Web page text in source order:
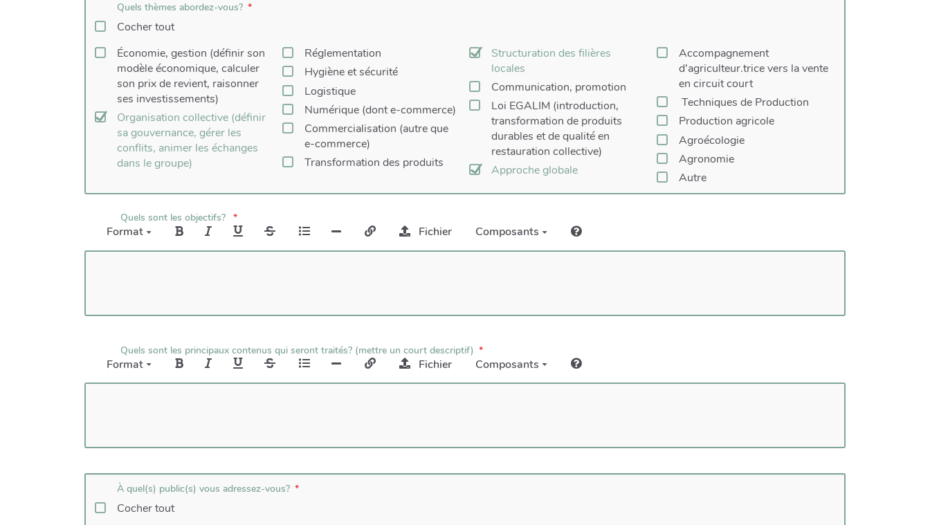
Quels thèmes abordez-vous?
Cocher tout
Économie, gestion (définir son
modèle économique, calculer
son prix de revient, raisonner
ses investissements)
Organisation collective (définir
sa gouvernance, gérer les
conflits, animer les échanges
dans le groupe)
Réglementation
Hygiène et sécurité
Logistique
Numérique (dont e-commerce)
Commercialisation (autre que
e-commerce)
Transformation des produits
Structuration des filières
locales
Communication, promotion
Loi EGALIM (introduction,
transformation de produits
durables et de qualité en
restauration collective)
Approche globale
Accompagnement
d’agriculteur.trice vers la vente
en circuit court
Techniques de Production
Production agricole
Agroécologie
Agronomie
Autre
Quels sont les objectifs?
Format Fichier Composants
Quels sont les principaux contenus qui seront traités? (mettre un court descriptif)
Format Fichier Composants
À quel(s) public(s) vous adressez-vous?
Cocher tout